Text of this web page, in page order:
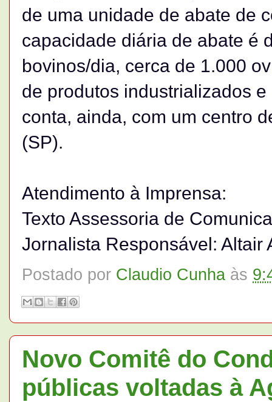
de uma unidade de abate de
capacidade diária de abate é
bovinos/dia, cerca de 1.000
de produtos industrializados
conta, ainda, com um centro
(SP).
Atendimento à Imprensa:
Texto Assessoria de
Jornalista Responsável: Altair
Postado por Claudio Cunha às
Novo Comitê do
públicas voltadas à